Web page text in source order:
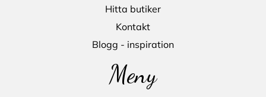
Hitta butiker
Kontakt
Blogg - inspiration
Meny